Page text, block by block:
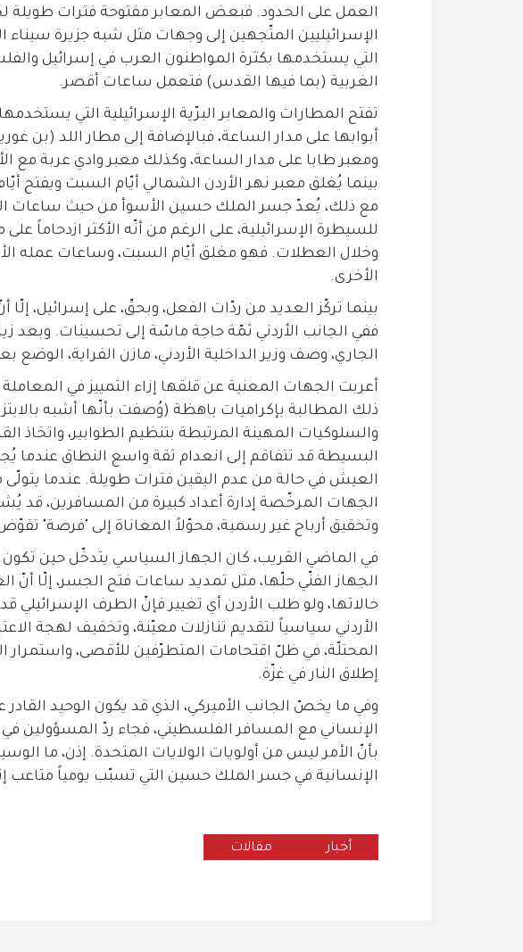
العمل على الحدود. فبعض المعابر مفتوحة فترات
الإسرائيليين المتّجهين إلى وجهات مثل شبه جزيرة سيناء
التي يستخدمها بكثرة المواطنون العرب في إسرائيل
الغربية (بما فيها القدس) فتعمل ساعات أقصر.
تفتح المطارات والمعابر البرّية الإسرائيلية التي
أبوابها على مدار الساعة، فبالإضافة إلى مطار اللد (بن
ومعبر طابا على مدار الساعة، وكذلك معبر وادي عربة مع
بينما يُغلق معبر نهر الأردن الشمالي أيّام السبت ويفتح
مع ذلك، يُعدّ جسر الملك حسين الأسوأ من حيث ساعات
للسيطرة الإسرائيلية، على الرغم من أنّه الأكثر ازدحاماً
وخلال العطلات. فهو مغلق أيّام السبت، وساعات عمله
الأخرى.
بينما تركّز العديد من ردّات الفعل، وبحقّ، على إسرائيل،
الجاري، وصف وزير الداخلية الأردني، مازن الفراية، الوضع
أعربت الجهات المعنية عن قلقها إزاء التمييز في
ذلك المطالبة بإكراميات باهظة (وُصفت بأنّها أشبه
والسلوكيات المهينة المرتبطة بتنظيم الطوابير، واتخاذ
البسيطة قد تتفاقم إلى انعدام ثقة واسع النطاق عندما
العيش في حالة من عدم اليقين فترات طويلة. عندما
الجهات المرخّصة إدارة أعداد كبيرة من المسافرين، قد
وتحقيق أرباح غير رسمية، محوّلاً المعاناة إلى "فرصة"
في الماضي القريب، كان الجهاز السياسي يتدخّل حين
الجهاز الفنّي حلّها، مثل تمديد ساعات فتح الجسر، إلّا أنّ
حالاتها، ولو طلب الأردن أي تغيير فإنّ الطرف الإسرائيلي قد
الأردني سياسياً لتقديم تنازلات معيّنة، وتخفيف لهجة
المحتلّة، في ظلّ اقتحامات المتطرّفين للأقصى، واستمرار
إطلاق النار في غزّة.
وفي ما يخصّ الجانب الأميركي، الذي قد يكون الوحيد القادر
الإنساني مع المسافر الفلسطيني، فجاء ردّ المسؤولين
بأنّ الأمر ليس من أولويات الولايات المتحدة. إذن، ما
الإنسانية في جسر الملك حسين التي تسبّب يومياً متاعب
أخبار مقالات